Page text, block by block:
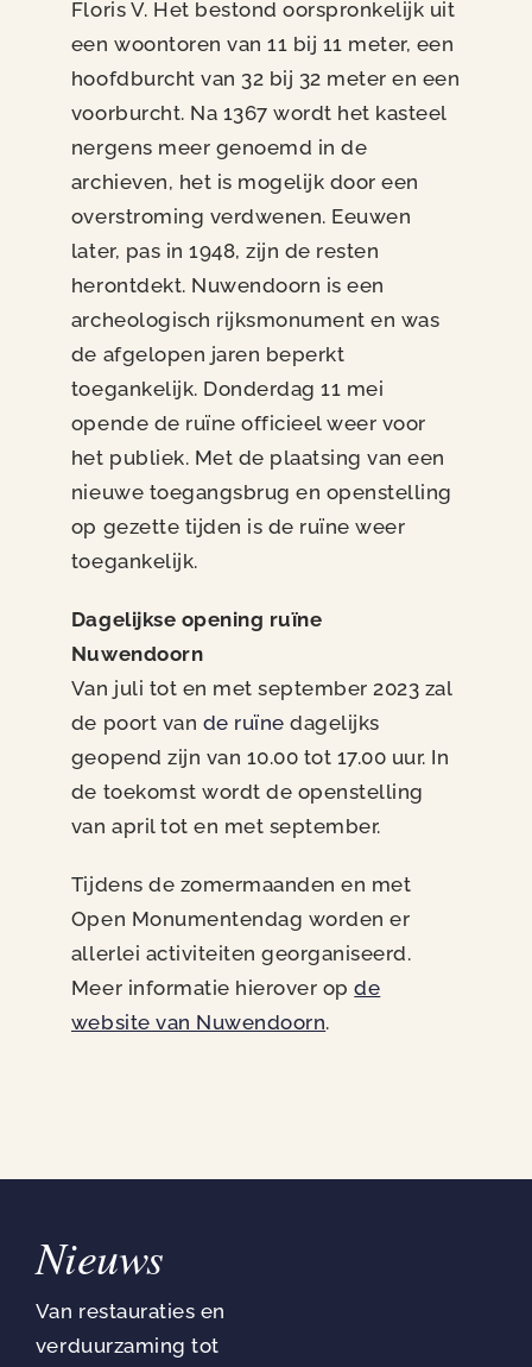
Floris V. Het bestond oorspronkelijk uit
een woontoren van 11 bij 11 meter, een
hoofdburcht van 32 bij 32 meter en een
voorburcht. Na 1367 wordt het kasteel
nergens meer genoemd in de
archieven, het is mogelijk door een
overstroming verdwenen. Eeuwen
later, pas in 1948, zijn de resten
herontdekt. Nuwendoorn is een
archeologisch rijksmonument en was
de afgelopen jaren beperkt
toegankelijk. Donderdag 11 mei
opende de ruïne officieel weer voor
het publiek. Met de plaatsing van een
nieuwe toegangsbrug en openstelling
op gezette tijden is de ruïne weer
toegankelijk.
Dagelijkse opening ruïne
Nuwendoorn
Van juli tot en met september 2023 zal
de poort van de ruïne dagelijks
geopend zijn van 10.00 tot 17.00 uur. In
de toekomst wordt de openstelling
van april tot en met september.
Tijdens de zomermaanden en met
Open Monumentendag worden er
allerlei activiteiten georganiseerd.
Meer informatie hierover opde
website van Nuwendoorn.
Nieuws
Van restauraties en
verduurzaming tot